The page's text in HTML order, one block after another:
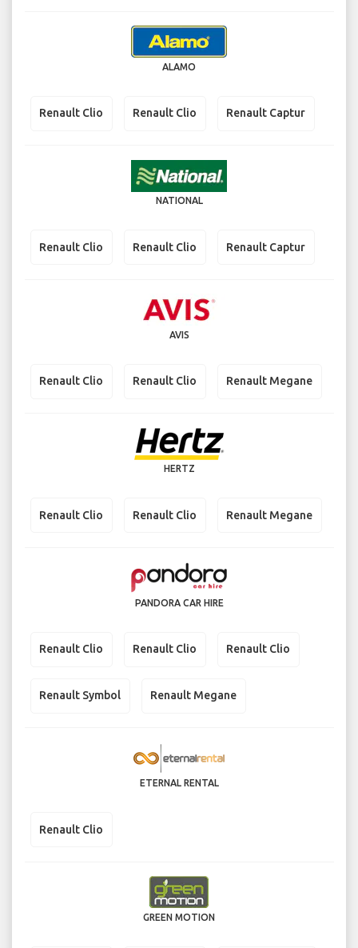
ALAMO
Renault Clio Renault Clio Renault Captur
NATIONAL
Renault Clio Renault Clio Renault Captur
AVIS
Renault Clio Renault Clio Renault Megane
HERTZ
Renault Clio Renault Clio Renault Megane
PANDORA CAR HIRE
Renault Clio Renault Clio Renault Clio
Renault Symbol Renault Megane
ETERNAL RENTAL
Renault Clio
GREEN MOTION